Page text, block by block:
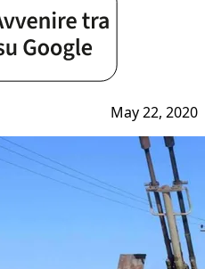
May 22, 2020